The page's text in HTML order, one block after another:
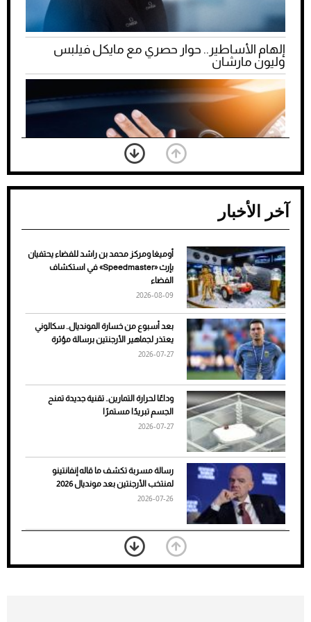
إلهام الأساطير.. حوار حصري مع مايكل فيلبس
وليون مارشان
ضعف تبريد مكيف السيارة عند الوقوف.. أشهر
الأسباب والحلول
7 نصائح لاختيار لون البنطلون المناسب للقميص
الأسود
آخر الأخبار
أوميغا ومركز محمد بن راشد للفضاء يحتفيان
بإرث «Speedmaster» في استكشاف
الفضاء
2026-08-09
بعد أسبوع من خسارة المونديال.. سكالوني
يعتذر لجماهير الأرجنتين برسالة مؤثرة
2026-07-27
وداعًا لحرارة التمارين.. تقنية جديدة تمنح
الجسم تبريدًا مستمرًا
2026-07-27
رسالة مسربة تكشف ما قاله إنفانتينو
لمنتخب الأرجنتين بعد مونديال 2026
2026-07-26
«الجوازات» تكشف طريقة استخراج رقم
الحدود للزائر عبر أبشر
2026-07-26